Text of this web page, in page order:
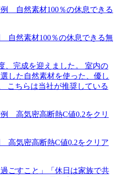
自然素材100％の休息できる無
、完成を迎えました。 室内の
した自然素材を使った、優し
こちらは当社が推奨している
高気密高断熱C値0.2をクリア
ごすこと」「休日は家族で共